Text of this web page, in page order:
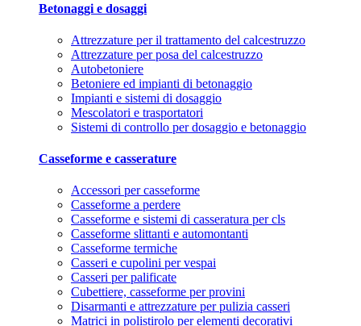
Betonaggi e dosaggi
Attrezzature per il trattamento del calcestruzzo
Attrezzature per posa del calcestruzzo
Autobetoniere
Betoniere ed impianti di betonaggio
Impianti e sistemi di dosaggio
Mescolatori e trasportatori
Sistemi di controllo per dosaggio e betonaggio
Casseforme e casserature
Accessori per casseforme
Casseforme a perdere
Casseforme e sistemi di casseratura per cls
Casseforme slittanti e automontanti
Casseforme termiche
Casseri e cupolini per vespai
Casseri per palificate
Cubettiere, casseforme per provini
Disarmanti e attrezzature per pulizia casseri
Matrici in polistirolo per elementi decorativi